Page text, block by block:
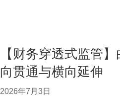
【财务穿透式监管
向贯通与横向延伸
2026年7月3日